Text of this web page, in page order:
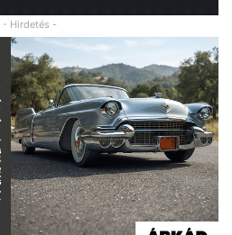
- Hirdetés -